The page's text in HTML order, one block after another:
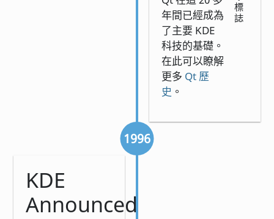
年間已經成為
了主要 KDE
科技的基礎。
在此可以瞭解
更多 Qt 歷
史 。
標
誌
1996
KDE
Announced